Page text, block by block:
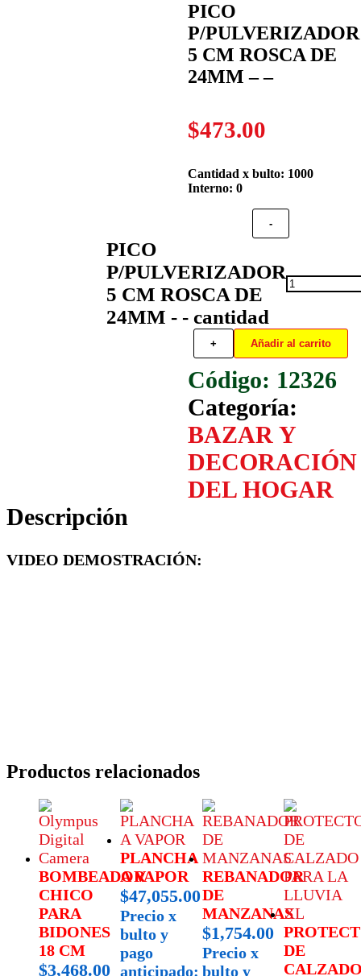
PICO
P/PULVERIZADOR
5 CM ROSCA DE
24MM – –
$473.00
Cantidad x bulto: 1000
Interno: 0
-
PICO
P/PULVERIZADOR
5 CM ROSCA DE
24MM - - cantidad
+ Añadir al carrito
12326
Categoría:
BAZAR Y
DECORACIÓN
DEL HOGAR
Descripción
VIDEO DEMOSTRACIÓN:
Productos relacionados
BOMBEADOR
CHICO
PARA
BIDONES
18 CM
$3,468.00
PLANCHA
A VAPOR
$47,055.00
Precio x
bulto y
pago
anticipado:
REBANADOR
DE
MANZANAS
$1,754.00
Precio x
bulto y
DE